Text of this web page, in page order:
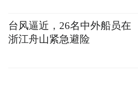
台风逼近，26名中外船员在
浙江舟山紧急避险